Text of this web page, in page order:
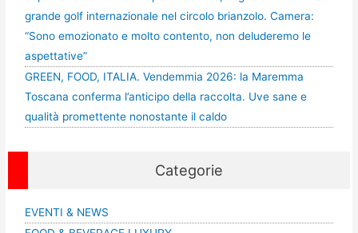
grande golf internazionale nel circolo brianzolo. Camera:
“Sono emozionato e molto contento, non deluderemo le
aspettative”
GREEN, FOOD, ITALIA. Vendemmia 2026: la Maremma
Toscana conferma l’anticipo della raccolta. Uve sane e
qualità promettente nonostante il caldo
Categorie
EVENTI & NEWS